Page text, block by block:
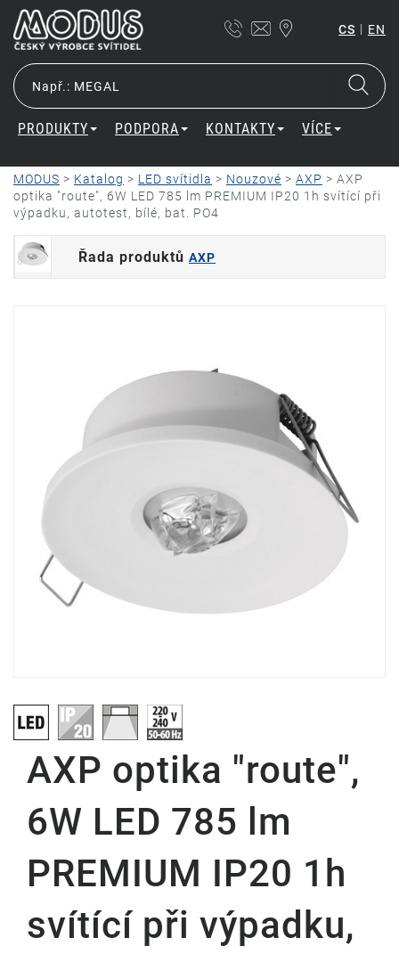
CS | EN
PRODUKTY PODPORA KONTAKTY VÍCE
MODUS > Katalog > LED svítidla > Nouzové > AXP > AXP
optika "route", 6W LED 785 lm PREMIUM IP20 1h svítící při
výpadku, autotest, bílé, bat. PO4
Řada produktů AXP
AXP optika "route",
6W LED 785 lm
PREMIUM IP20 1h
svítící při výpadku,